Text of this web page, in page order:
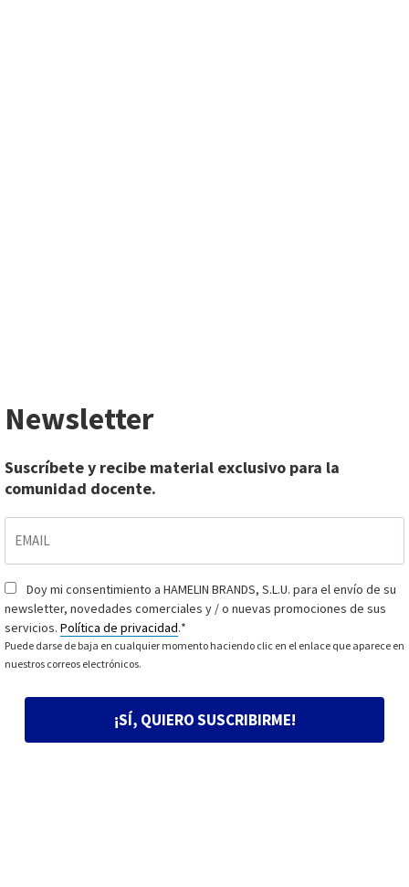
Newsletter
Suscríbete y recibe material exclusivo para la
comunidad docente.
Consentimiento*
Doy mi consentimiento a HAMELIN BRANDS, S.L.U. para el envío de su
newsletter, novedades comerciales y / o nuevas promociones de sus
servicios. Política de privacidad.*
Puede darse de baja en cualquier momento haciendo clic en el enlace que aparece en
nuestros correos electrónicos.